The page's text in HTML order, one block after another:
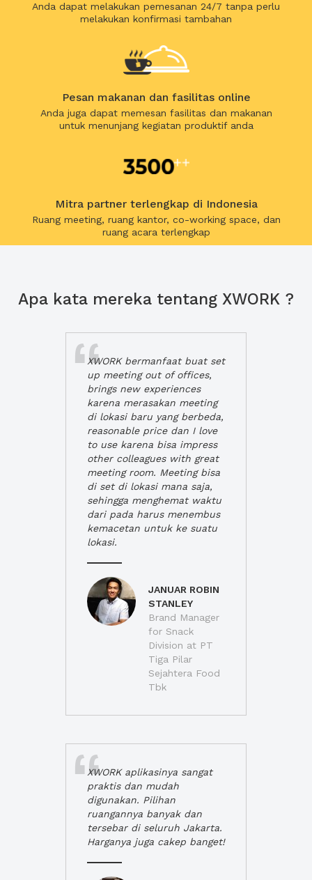
Anda dapat melakukan pemesanan 24/7 tanpa perlu
melakukan konfirmasi tambahan
Pesan makanan dan fasilitas online
Anda juga dapat memesan fasilitas dan makanan
untuk menunjang kegiatan produktif anda
Mitra partner terlengkap di Indonesia
Ruang meeting, ruang kantor, co-working space, dan
ruang acara terlengkap
Apa kata mereka tentang XWORK ?
XWORK bermanfaat buat set
up meeting out of offices,
brings new experiences
karena merasakan meeting
di lokasi baru yang berbeda,
reasonable price dan I love
to use karena bisa impress
other colleagues with great
meeting room. Meeting bisa
di set di lokasi mana saja,
sehingga menghemat waktu
dari pada harus menembus
kemacetan untuk ke suatu
lokasi.
JANUAR ROBIN
STANLEY
Brand Manager
for Snack
Division at PT
Tiga Pilar
Sejahtera Food
Tbk
XWORK aplikasinya sangat
praktis dan mudah
digunakan. Pilihan
ruangannya banyak dan
tersebar di seluruh Jakarta.
Harganya juga cakep banget!